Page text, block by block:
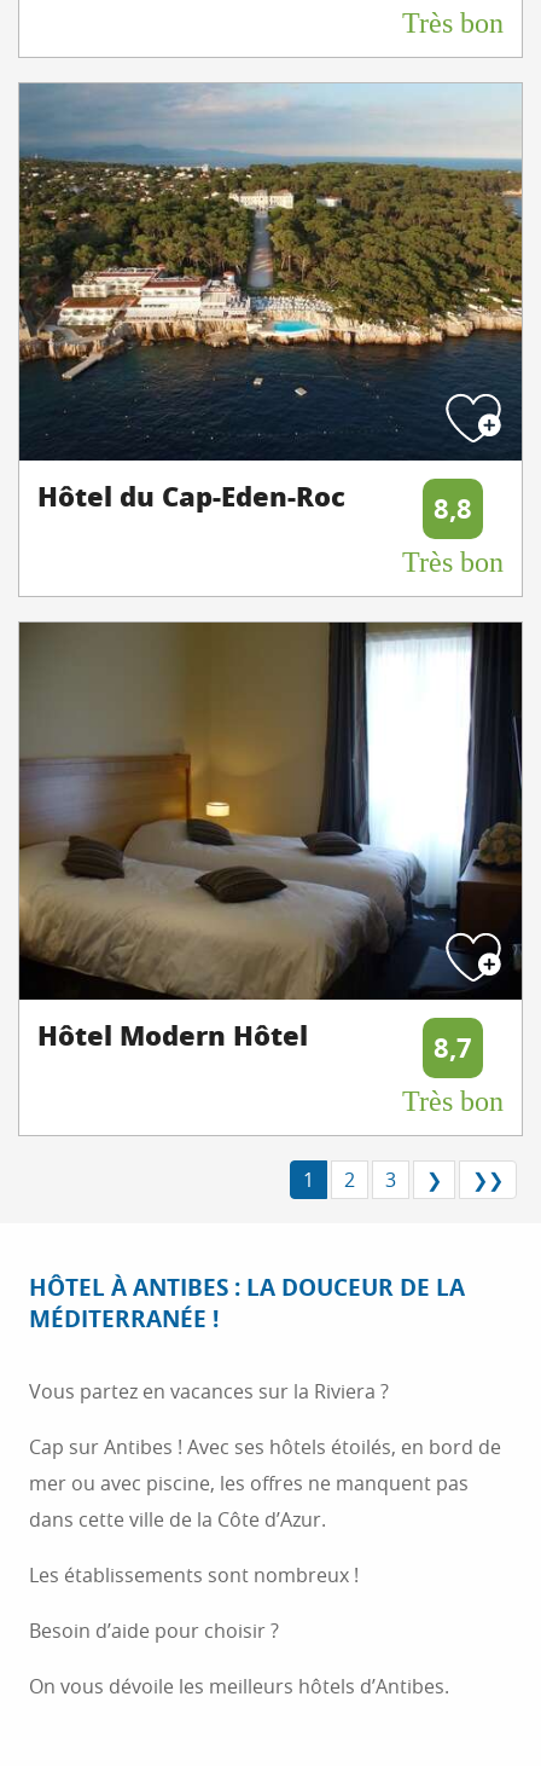
Très bon
Hôtel du Cap-Eden-Roc 8,8
Très bon
Hôtel Modern Hôtel 8,7
Très bon
1 2 3 ❯ ❯❯
HÔTEL À ANTIBES : LA DOUCEUR DE LA
MÉDITERRANÉE !
Vous partez en vacances sur la Riviera ?
Cap sur Antibes ! Avec ses hôtels étoilés, en bord de
mer ou avec piscine, les offres ne manquent pas
dans cette ville de la Côte d’Azur.
Les établissements sont nombreux !
Besoin d’aide pour choisir ?
On vous dévoile les meilleurs hôtels d’Antibes.